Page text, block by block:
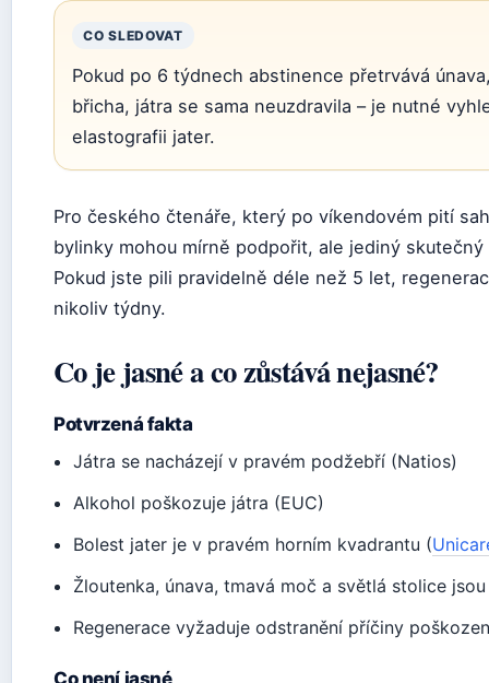
CO SLEDOVAT
Pokud po 6 týdnech abstinence přetrvává
břicha, játra se sama neuzdravila – je nutné
elastografii jater.
Pro českého čtenáře, který po víkendovém pití
bylinky mohou mírně podpořit, ale jediný
Pokud jste pili pravidelně déle než 5 let,
nikoliv týdny.
Co je jasné a co zůstává nejasné?
Potvrzená fakta
Játra se nacházejí v pravém podžebří (Natios)
Alkohol poškozuje játra (EUC)
Bolest jater je v pravém horním kvadrantu (
Žloutenka, únava, tmavá moč a světlá stolice
Regenerace vyžaduje odstranění příčiny
Co není jasné